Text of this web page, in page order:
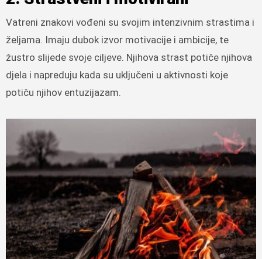
Vatreni znakovi vođeni su svojim intenzivnim strastima i
željama. Imaju dubok izvor motivacije i ambicije, te
žustro slijede svoje ciljeve. Njihova strast potiče njihova
djela i napreduju kada su uključeni u aktivnosti koje
potiču njihov entuzijazam.